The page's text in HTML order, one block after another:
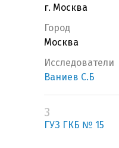
г. Москва
Город
Москва
Исследователи
Ваниев С.Б
3
ГУЗ ГКБ № 15